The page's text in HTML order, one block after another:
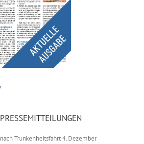
Trunkenheitsfahrt4. Dezember